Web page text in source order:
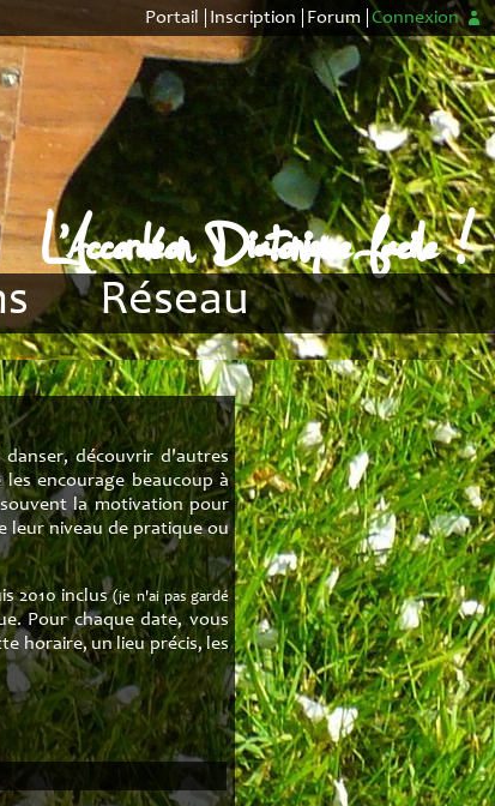
Portail Inscription Forum Connexion
L'Accordéon Diatonique facile !
Réseau
CADB
CDTC
Distributeurs
Forum
Heol
Liens
découvrir d'autres
encourage beaucoup à
la motivation pour
leur niveau de pratique ou
2010 inclus(je n'ai pas gardé
Pour chaque date, vous
horaire, un lieu précis, les